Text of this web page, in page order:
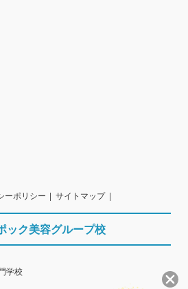
ーポリシー サイトマップ
ック美容グループ校
学校